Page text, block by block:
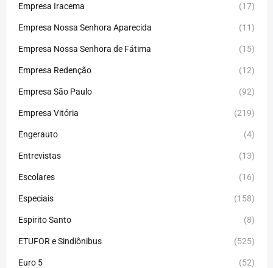
Empresa Iracema (17)
Empresa Nossa Senhora Aparecida (11)
Empresa Nossa Senhora de Fátima (15)
Empresa Redenção (12)
Empresa São Paulo (92)
Empresa Vitória (219)
Engerauto (4)
Entrevistas (13)
Escolares (16)
Especiais (158)
Espirito Santo (8)
ETUFOR e Sindiônibus (525)
Euro 5 (52)